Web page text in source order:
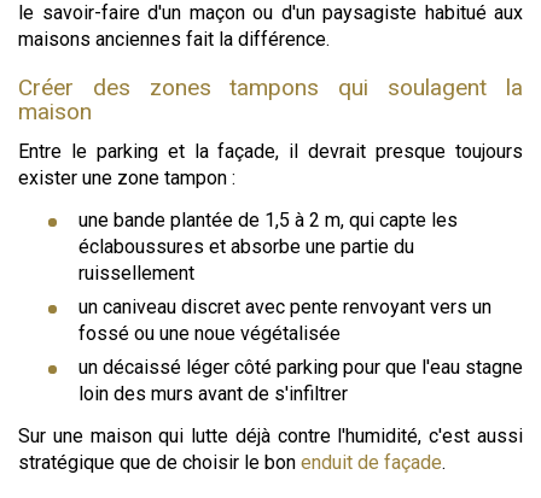
le savoir-faire d'un maçon ou d'un paysagiste habitué aux
maisons anciennes fait la différence.
Créer des zones tampons qui soulagent la
maison
Entre le parking et la façade, il devrait presque toujours
exister une zone tampon :
une bande plantée de 1,5 à 2 m, qui capte les
éclaboussures et absorbe une partie du
ruissellement
un caniveau discret avec pente renvoyant vers un
fossé ou une noue végétalisée
un décaissé léger côté parking pour que l'eau stagne
loin des murs avant de s'infiltrer
Sur une maison qui lutte déjà contre l'humidité, c'est aussi
stratégique que de choisir le bon enduit de façade.